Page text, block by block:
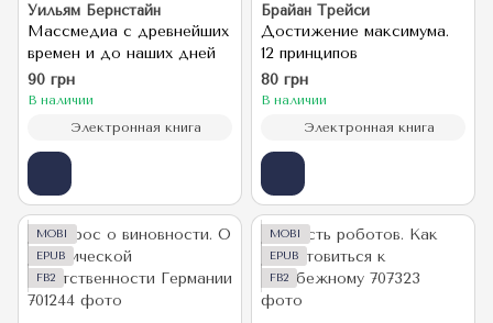
Уильям Бернстайн
Массмедиа с древнейших
времен и до наших дней
90 грн
В наличии
Электронная книга
Брайан Трейси
Достижение максимума.
12 принципов
80 грн
В наличии
Электронная книга
MOBI
EPUB
FB2
MOBI
EPUB
FB2